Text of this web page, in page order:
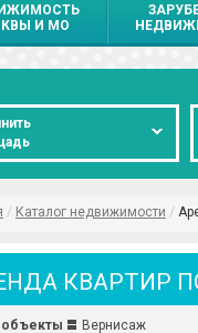
И МО
/ Каталог недвижимости /
КВАРТИР
объекты Вернисаж